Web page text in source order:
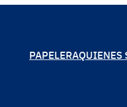
PAPELERAQUIENES